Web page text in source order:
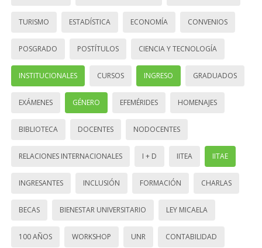
TURISMO ESTADÍSTICA ECONOMÍA CONVENIOS
POSGRADO POSTÍTULOS CIENCIA Y TECNOLOGÍA
INSTITUCIONALES CURSOS INGRESO GRADUADOS
EXÁMENES GÉNERO EFEMÉRIDES HOMENAJES
BIBLIOTECA DOCENTES NODOCENTES
RELACIONES INTERNACIONALES I + D IITEA IITAE
INGRESANTES INCLUSIÓN FORMACIÓN CHARLAS
BECAS BIENESTAR UNIVERSITARIO LEY MICAELA
100 AÑOS WORKSHOP UNR CONTABILIDAD